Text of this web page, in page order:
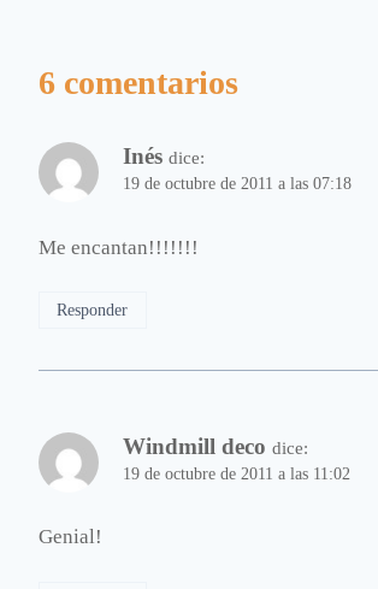
6 comentarios
Inés dice:
19 de octubre de 2011 a las 07:18
Me encantan!!!!!!!
Responder
Windmill deco dice:
19 de octubre de 2011 a las 11:02
Genial!